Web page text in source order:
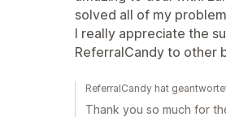
solved all of my
I really appreciate the
ReferralCandy to other
ReferralCandy hat
Thank you so much for